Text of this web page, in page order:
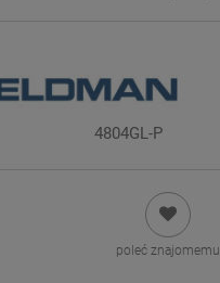
4804GL-P
poleć znajomemu